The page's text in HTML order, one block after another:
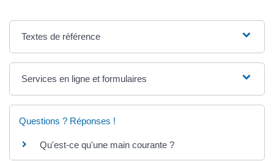
Textes de référence
Services en ligne et formulaires
Questions ? Réponses !
Qu'est-ce qu'une main courante ?